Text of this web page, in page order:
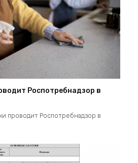
Роспотребнадзор в
проводит Роспотребнадзор в